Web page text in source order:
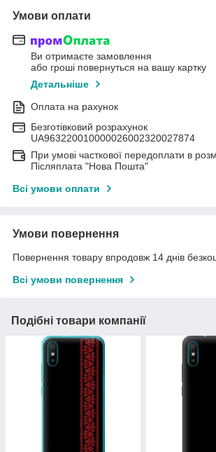
Умови оплати
Ви отримаєте замовлення
або гроші повернуться на вашу картку
Детальніше
Оплата на рахунок
Безготівковий розрахунок
UA963220010000026002320027874
При умові часткової передоплати в
Післяплата "Нова Пошта"
Всі умови оплати
Умови повернення
Повернення товару впродовж 14 днів
Всі умови повернення
Подібні товари компанії